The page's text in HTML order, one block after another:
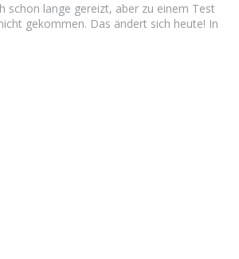
schon lange gereizt, aber zu einem Test
gekommen. Das ändert sich heute! In